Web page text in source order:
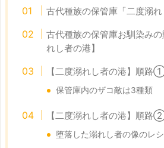
古代種族の保管庫「二度溺
古代種族の保管庫お馴染み
れし者の港】
【二度溺れし者の港】順路
保管庫内のザコ敵は3種類
【二度溺れし者の港】順路
堕落した溺れし者の像のレ